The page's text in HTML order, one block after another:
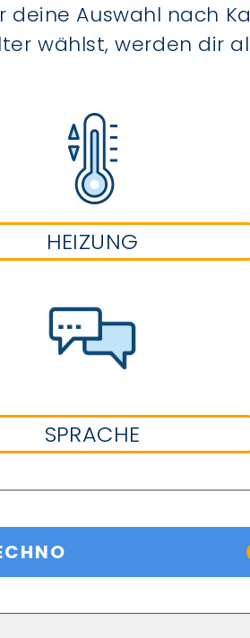
deine Auswahl nach
wählst, werden dir
HEIZUNG
SPRACHE